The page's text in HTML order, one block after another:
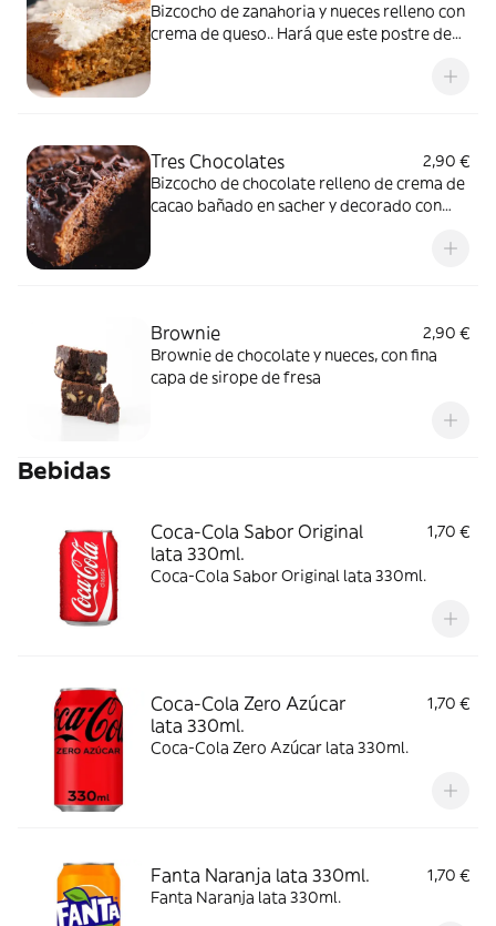
Bizcocho de zanahoria y nueces relleno con
crema de queso.. Hará que este postre de
Tres Chocolates
2,90 €
Bizcocho de chocolate relleno de crema de
cacao bañado en sacher y decorado con
Brownie
2,90 €
Brownie de chocolate y nueces, con fina
capa de sirope de fresa
Bebidas
Coca-Cola Sabor Original
lata 330ml.
1,70 €
Coca-Cola Sabor Original lata 330ml.
Coca-Cola Zero Azúcar
lata 330ml.
1,70 €
Coca-Cola Zero Azúcar lata 330ml.
Fanta Naranja lata 330ml.
1,70 €
Fanta Naranja lata 330ml.